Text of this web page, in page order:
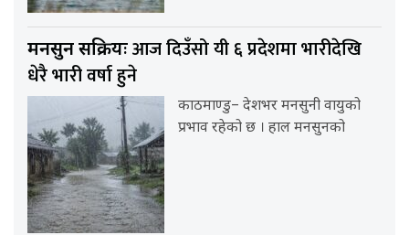
मनसुन सक्रियःआज दिउँसो यी ६ प्रदेशमा भारीदेखि
धेरै भारी वर्षा हुने
काठमाण्डु– देशभर मनसुनी वायुको
प्रभाव रहेको छ । हाल मनसुनको